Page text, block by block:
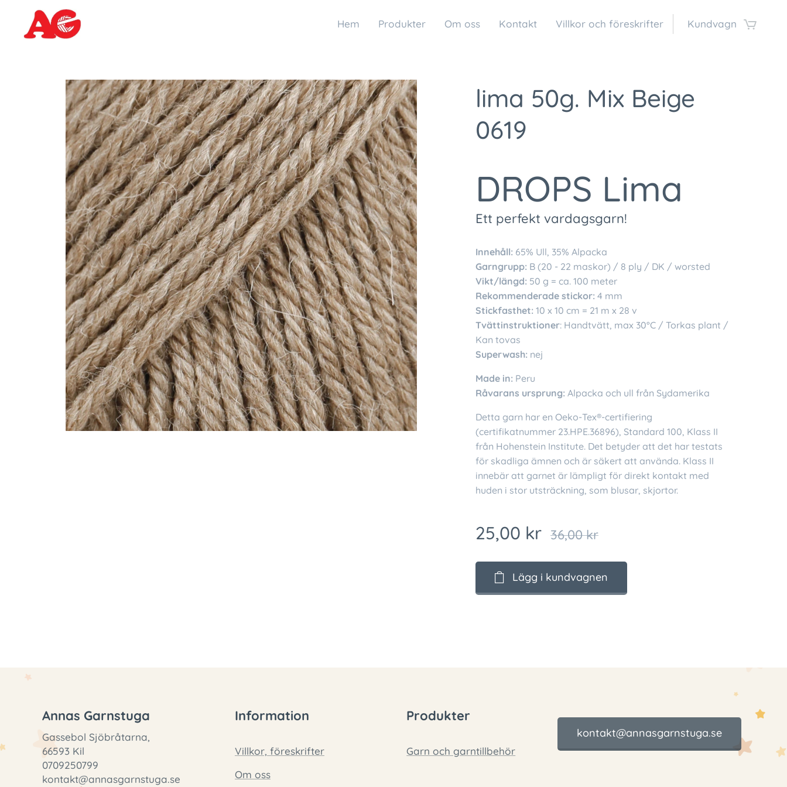
Hem Produkter Om oss Kontakt Villkor och föreskrifter Kundvagn
lima 50g. Mix Beige
0619
DROPS Lima
Ett perfekt vardagsgarn!
Innehåll: 65% Ull, 35% Alpacka
Garngrupp: B (20 - 22 maskor) / 8 ply / DK / worsted
Vikt/längd: 50 g = ca. 100 meter
Rekommenderade stickor: 4 mm
Stickfasthet: 10 x 10 cm = 21 m x 28 v
Tvättinstruktioner: Handtvätt, max 30°C / Torkas plant /
Kan tovas
Superwash: nej
Made in: Peru
Råvarans ursprung: Alpacka och ull från Sydamerika
Detta garn har en Oeko-Tex®-certifiering
(certifikatnummer 23.HPE.36896), Standard 100, Klass II
från Hohenstein Institute. Det betyder att det har testats
för skadliga ämnen och är säkert att använda. Klass II
innebär att garnet är lämpligt för direkt kontakt med
huden i stor utsträckning, som blusar, skjortor.
25,00 kr 36,00kr
Lägg i kundvagnen
Annas Garnstuga
Gassebol Sjöbråtarna,
66593 Kil
0709250799
kontakt@annasgarnstuga.se
Information
Villkor, föreskrifter
Om oss
Produkter
Garn och garntillbehör
kontakt@annasgarnstuga.se